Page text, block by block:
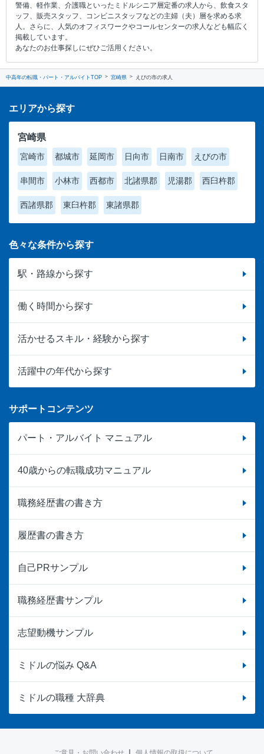
警備、軽作業、介護職といったミドルシニア層定番の求人から、飲食スタ
ッフ、販売スタッフ、コンビニスタッフなどの主婦（夫）層を求める求
人。さらに、人気のオフィスワークやコールセンターの求人なども幅広く
掲載しています。
あなたのお仕事探しにぜひご活用ください。
中高年の転職・パート・アルバイトTOP 宮崎県 えびの市の求人
エリアから探す
宮崎県
宮崎市 都城市 延岡市 日向市 日南市 えびの市
串間市 小林市 西都市 北諸県郡 児湯郡 西臼杵郡
西諸県郡 東臼杵郡 東諸県郡
色々な条件から探す
駅・路線から探す
働く時間から探す
活かせるスキル・経験から探す
活躍中の年代から探す
サポートコンテンツ
パート・アルバイト マニュアル
40歳からの転職成功マニュアル
職務経歴書の書き方
履歴書の書き方
自己PRサンプル
職務経歴書サンプル
志望動機サンプル
ミドルの悩み Q&A
ミドルの職種 大辞典